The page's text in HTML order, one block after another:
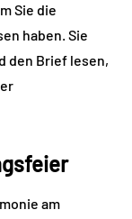
Sie die
haben. Sie
den Brief lesen,
am